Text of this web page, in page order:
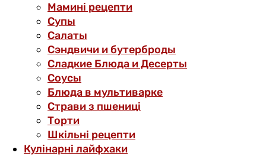
Мамині рецепти
Супы
Салаты
Сэндвичи и бутерброды
Сладкие Блюда и Десерты
Соусы
Блюда в мультиварке
Страви з пшениці
Торти
Шкільні рецепти
Кулінарні лайфхаки